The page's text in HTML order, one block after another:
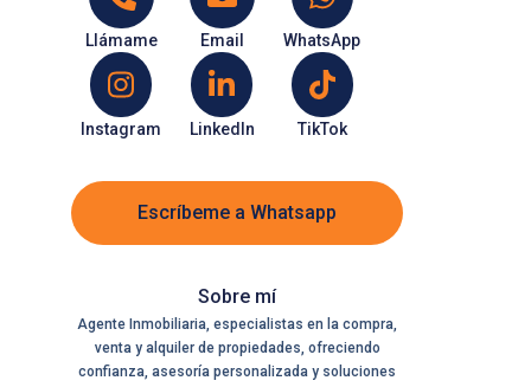
Llámame Email WhatsApp
Instagram LinkedIn TikTok
Escríbeme a Whatsapp
Sobre mí
Agente Inmobiliaria, especialistas en la compra,
venta y alquiler de propiedades, ofreciendo
confianza, asesoría personalizada y soluciones